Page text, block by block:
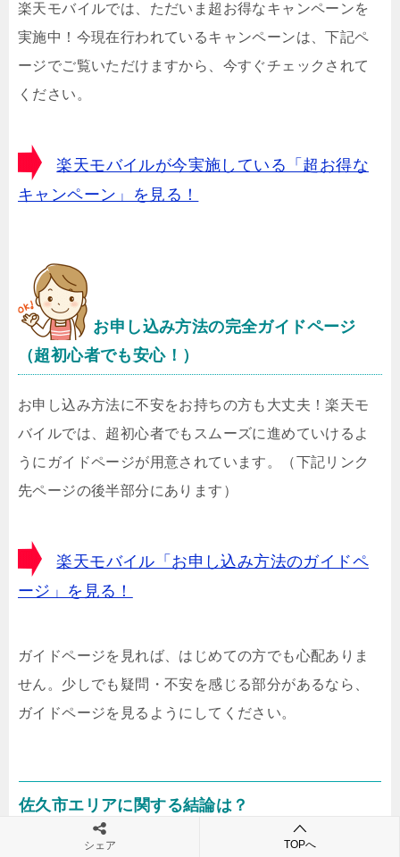
楽天モバイルでは、ただいま超お得なキャンペーンを
実施中！今現在行われているキャンペーンは、下記ペ
ージでご覧いただけますから、今すぐチェックされて
ください。
楽天モバイルが今実施している「超お得な
キャンペーン」を見る！
お申し込み方法の完全ガイドページ
（超初心者でも安心！）
お申し込み方法に不安をお持ちの方も大丈夫！楽天モ
バイルでは、超初心者でもスムーズに進めていけるよ
うにガイドページが用意されています。（下記リンク
先ページの後半部分にあります）
楽天モバイル「お申し込み方法のガイドペ
ージ」を見る！
ガイドページを見れば、はじめての方でも心配ありま
せん。少しでも疑問・不安を感じる部分があるなら、
ガイドページを見るようにしてください。
佐久市エリアに関する結論は？
シェア TOPへ